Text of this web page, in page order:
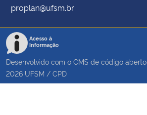
proplan@ufsm.br
Acesso à
Informação
Desenvolvido com o CMS de código aberto
2026 UFSM / CPD